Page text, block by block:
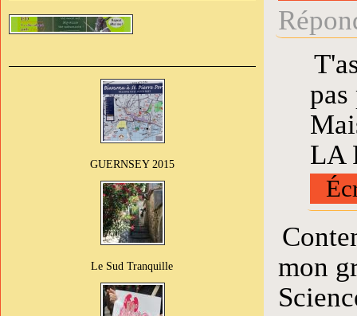
GUERNSEY 2015
Le Sud Tranquille
pas
LA
mon